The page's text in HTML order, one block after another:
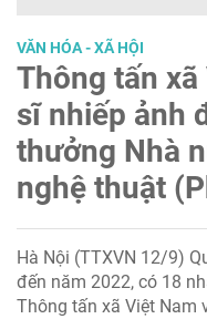
VĂN HÓA - XÃ HỘI
Thông tấn
sĩ nhiếp ảnh
thưởng Nhà
nghệ thuật
Hà Nội (TTXVN 12/9)
đến năm 2022, có 18
Thông tấn xã Việt Nam